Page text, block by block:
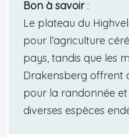
Bon à savoir:
Le plateau du
pour l’agriculture
pays, tandis que les
Drakensberg offrent
pour la randonnée
diverses espèces